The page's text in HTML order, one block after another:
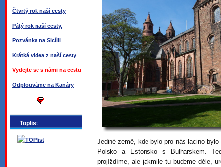
Čtvrtý rok naší cesty
Pátý rok naší cesty.
Pozvánka na Sicílii
Krátká videa z naší cesty
Vydejte se s námi na cestu
Odplouváme na Kanáry
Toplist
Jediné země, kde bylo pro nás lacino
Polsko a Estonsko s Bulharskem.
projíždíme, ale jakmile tu budeme déle,